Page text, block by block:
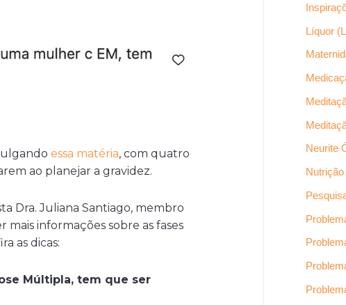
essa matéria, com quatro
ao planejar a gravidez.
Dra. Juliana Santiago, membro
informações sobre as fases
as dicas:
Múltipla, tem que ser
Líquor
Neurite
Nutrição